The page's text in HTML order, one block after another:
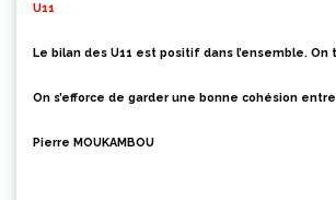
U11
Le bilan des U11 est positif dans l’ensemble. On
On s’efforce de garder une bonne cohésion
Pierre MOUKAMBOU